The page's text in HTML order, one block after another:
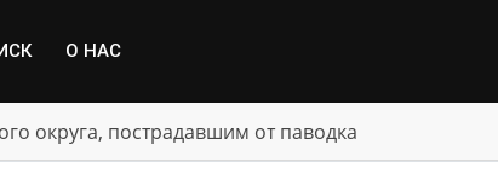
О НАС
округа, пострадавшим от паводка